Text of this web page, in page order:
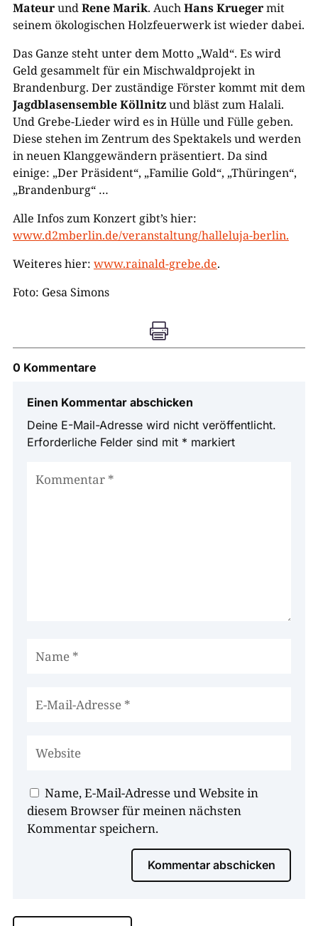
MateurundRene Marik. AuchHans Kruegermit
seinem ökologischen Holzfeuerwerk ist wieder dabei.
Das Ganze steht unter dem Motto „Wald“. Es wird
Geld gesammelt für ein Mischwaldprojekt in
Brandenburg. Der zuständige Förster kommt mit dem
Jagdblasensemble Köllnitzund bläst zum Halali.
Und Grebe-Lieder wird es in Hülle und Fülle geben.
Diese stehen im Zentrum des Spektakels und werden
in neuen Klanggewändern präsentiert. Da sind
einige: „Der Präsident“, „Familie Gold“, „Thüringen“,
„Brandenburg“ …
Alle Infos zum Konzert gibt’s hier:
www.d2mberlin.de/veranstaltung/halleluja-berlin.
Weiteres hier: www.rainald-grebe.de.
Foto: Gesa Simons

0 Kommentare
Einen Kommentar abschicken
Deine E-Mail-Adresse wird nicht veröffentlicht.
Erforderliche Felder sind mit * markiert
Name, E-Mail-Adresse und Website in
diesem Browser für meinen nächsten
Kommentar speichern.
Kommentar abschicken